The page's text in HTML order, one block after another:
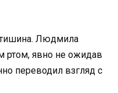
тишина. Людмила
ртом, явно не ожидав
переводил взгляд с